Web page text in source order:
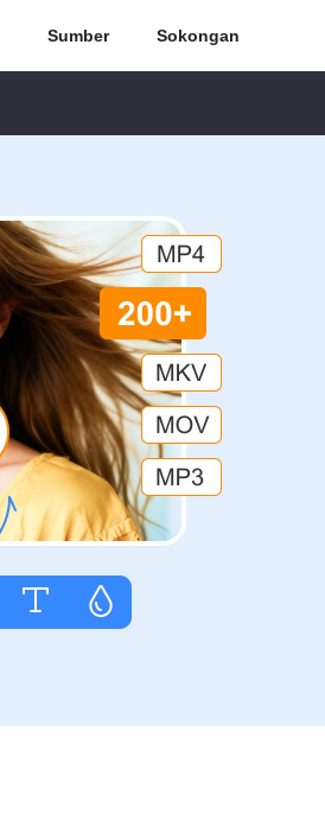
Sumber Sokongan